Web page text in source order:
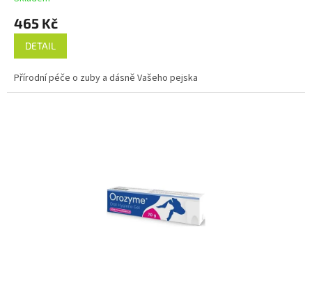
465 Kč
DETAIL
Přírodní péče o zuby a dásně Vašeho pejska